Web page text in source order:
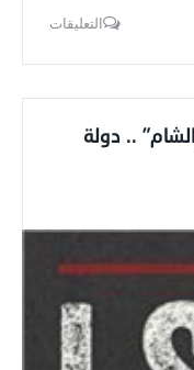
التعليقات
.. ‬دولة